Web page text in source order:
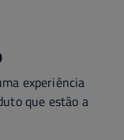
experiência
que estão a